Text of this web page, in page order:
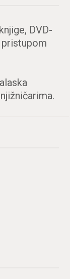
DVD-